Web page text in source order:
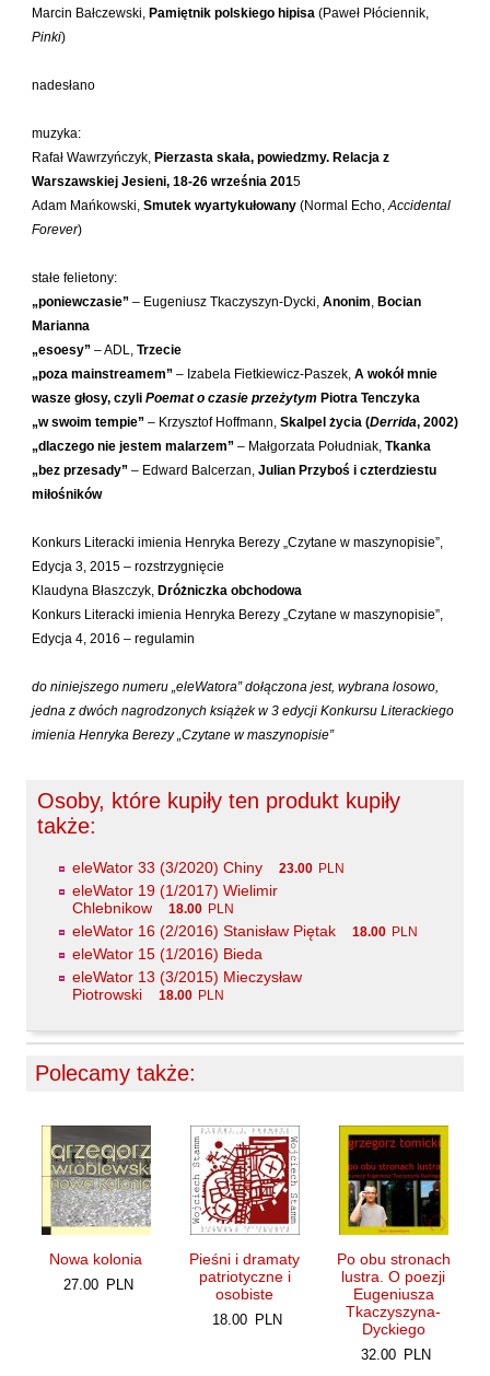
Piaskowska-Majzel Mirosława
Pląder Halina
Przyboś Uta
Przywara Paweł
Rautman-Szczepańska Agnieszka
Roca Juan Manuel
Ryst Dorota
Samsel Karol
Sarna Paweł
Sasinowski Alan
Sawicki Bartosz
Sienkiewicz Wilowska Julia Anastazja
Sobol Eugeniusz
Sonnenberg Ewa
Stamm Wojciech
Stefaniuk Tomasz
Strumyk Grzegorz
Suwiński Bartosz
Szolc Izabela
Szopa Łukasz
Szymański Wiesław
Tabaczyński Michał
Timoszyk Inka
Tkaczyszyn-Dycki Eugeniusz
Towiańska-Michalska Maria
Trusewicz Michał
Turczyński Andrzej
Twardochleb Bogdan
Ulman Anatol
Marcin Bałczewski, Pamiętnik polskiego hipisa(Paweł Płóciennik,
Pinki)
nadesłano
muzyka:
Rafał Wawrzyńczyk, Pierzasta skała, powiedzmy. Relacja z
Warszawskiej Jesieni, 18-26 września 2015
Adam Mańkowski, Smutek wyartykułowany(Normal Echo,Accidental
Forever)
stałe felietony:
„poniewczasie”– Eugeniusz Tkaczyszyn-Dycki, Anonim, Bocian
Marianna
„esoesy”– ADL, Trzecie
„poza mainstreamem”– Izabela Fietkiewicz-Paszek, A wokół mnie
wasze głosy, czyli Poemat o czasie przeżytymPiotra Tenczyka
„w swoim tempie”– Krzysztof Hoffmann, Skalpel życia (Derrida, 2002)
„dlaczego nie jestem malarzem”– Małgorzata Południak, Tkanka
„bez przesady”– Edward Balcerzan, Julian Przyboś i czterdziestu
miłośników
Konkurs Literacki imienia Henryka Berezy „Czytane w maszynopisie”,
Edycja 3, 2015 – rozstrzygnięcie
Klaudyna Błaszczyk, Dróżniczka obchodowa
Konkurs Literacki imienia Henryka Berezy „Czytane w maszynopisie”,
Edycja 4, 2016 – regulamin
do niniejszego numeru „eleWatora” dołączona jest, wybrana losowo,
jedna z dwóch nagrodzonych książek w 3 edycji Konkursu Literackiego
imienia Henryka Berezy „Czytane w maszynopisie”
Osoby, które kupiły ten produkt kupiły
także:
eleWator 33 (3/2020) Chiny 23.00 PLN
eleWator 19 (1/2017) Wielimir
Chlebnikow
18.00 PLN
eleWator 16 (2/2016) Stanisław Piętak 18.00 PLN
eleWator 15 (1/2016) Bieda
eleWator 13 (3/2015) Mieczysław
Piotrowski
18.00 PLN
Polecamy także:
Nowa kolonia
27.00 PLN
Pieśni i dramaty
patriotyczne i
osobiste
18.00 PLN
Po obu stronach
lustra. O poezji
Eugeniusza
Tkaczyszyna-
Dyckiego
32.00 PLN